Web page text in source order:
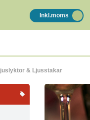
Inkl.moms
& Ljusstakar